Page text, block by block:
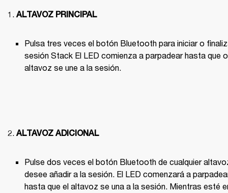
ALTAVOZ PRINCIPAL
Pulsa tres veces el botón Bluetooth para iniciar o
sesión Stack El LED comienza a parpadear hasta que
altavoz se une a la sesión.
ALTAVOZ ADICIONAL
Pulse dos veces el botón Bluetooth de cualquier
desee añadir a la sesión. El LED comenzará a
hasta que el altavoz se una a la sesión. Mientras esté